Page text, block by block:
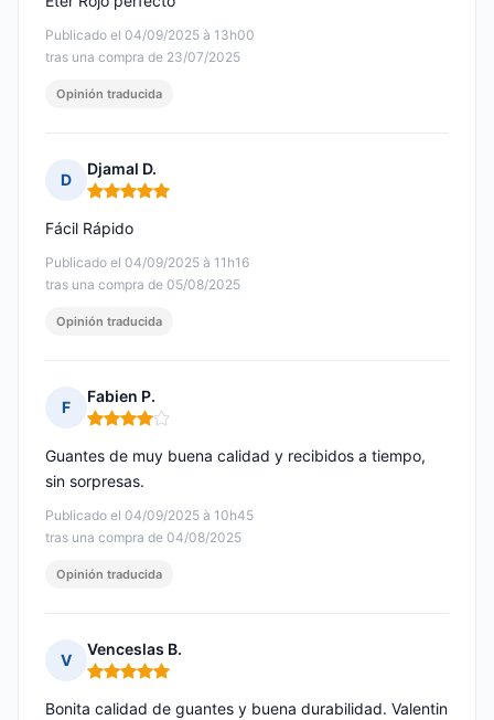
Publicado el 04/09/2025 à 13h00
tras una compra de 23/07/2025
Opinión traducida
D
Djamal D.
Nota: 5 de 5
Publicado el 04/09/2025 à 11h16
tras una compra de 05/08/2025
Fácil Rápido
Opinión traducida
F
Fabien P.
Nota: 4 de 5
Publicado el 04/09/2025 à 10h45
tras una compra de 04/08/2025
Guantes de muy buena calidad y recibidos a tiempo,
sin sorpresas.
Opinión traducida
V
Venceslas B.
Nota: 5 de 5
Bonita calidad de guantes y buena durabilidad. Valentin